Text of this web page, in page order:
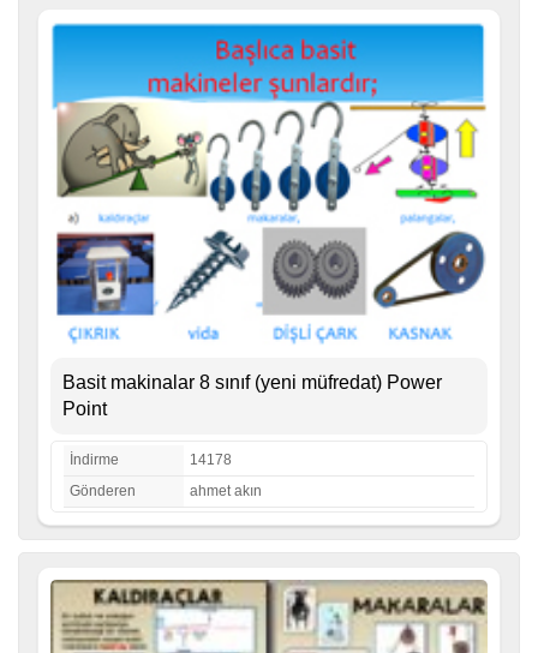
Basit makinalar 8 sınıf (yeni müfredat) Power
Point
İndirme
14178
Gönderen
ahmet akın